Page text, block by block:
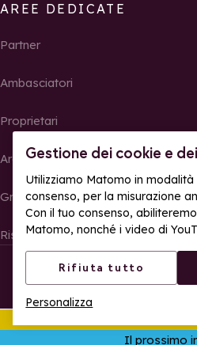
Gestione dei cookie e
Utilizziamo Matomo in
consenso, per la misurazione
Con il tuo consenso,
Matomo, nonché i video di
Rifiuta tutto
Personalizza
AREE DEDICATE
Partner
Ambasciatori
Proprietari
Area Stampa
Gruppi, seminari e tour operator
Risultati e foto delle gare
© La Rosière – Tutti
Accessibilità web:
Il prossimo